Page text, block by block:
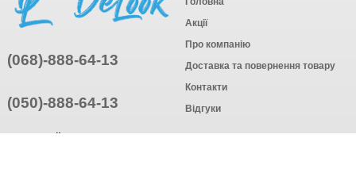
(068)-888-64-13
(050)-888-64-13
Акції
Про компанію
Доставка та повернення товару
Контакти
Відгуки